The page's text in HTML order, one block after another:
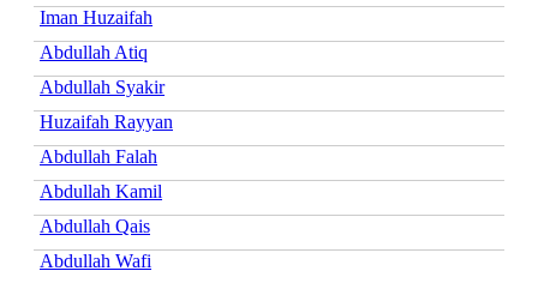
Iman Huzaifah
Abdullah Atiq
Abdullah Syakir
Huzaifah Rayyan
Abdullah Falah
Abdullah Kamil
Abdullah Qais
Abdullah Wafi